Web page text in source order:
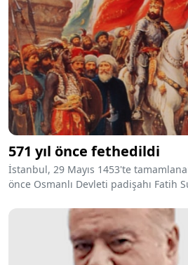
571 yıl önce fethedildi
İstanbul, 29 Mayıs 1453'te
önce Osmanlı Devleti padişahı Fatih
fethedilen İstanbul, bir
medeniyetlerin beşiği ve kültürlerin
geldi. İşte İstanbul'un fethi ve
hakkında merak edilenler...